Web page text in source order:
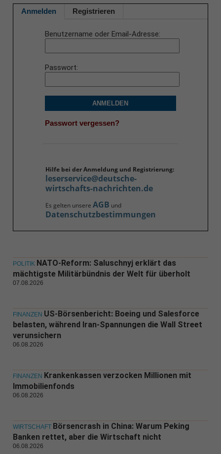
Anmelden Registrieren
Benutzername oder Email-Adresse
Passwort
ANMELDEN
Passwort vergessen?
Hilfe bei der Anmeldung und Registrierung:
leserservice@deutsche-
wirtschafts-nachrichten.de
Es gelten unsere AGB und
Datenschutzbestimmungen
POLITIK NATO-Reform: Saluschnyj erklärt das
mächtigste Militärbündnis der Welt für überholt
07.08.2026
FINANZEN US-Börsenbericht: Boeing und Salesforce
belasten, während Iran-Spannungen die Wall Street
verunsichern
06.08.2026
FINANZEN Krankenkassen verzocken Millionen mit
Immobilienfonds
06.08.2026
WIRTSCHAFT Börsencrash in China: Warum Peking
Banken rettet, aber die Wirtschaft nicht
06.08.2026